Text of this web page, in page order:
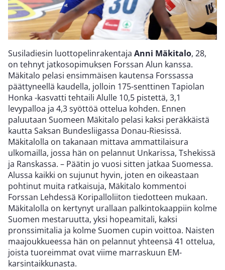
Susiladiesin luottopelinrakentaja Anni Mäkitalo, 28,
on tehnyt jatkosopimuksen Forssan Alun kanssa.
Mäkitalo pelasi ensimmäisen kautensa Forssassa
päättyneellä kaudella, jolloin 175-senttinen Tapiolan
Honka -kasvatti tehtaili Alulle 10,5 pistettä, 3,1
levypalloa ja 4,3 syöttöä ottelua kohden. Ennen
paluutaan Suomeen Mäkitalo pelasi kaksi peräkkäistä
kautta Saksan Bundesliigassa Donau-Riesissä.
Mäkitalolla on takanaan mittava ammattilaisura
ulkomailla, jossa hän on pelannut Unkarissa, Tshekissä
ja Ranskassa. – Päätin jo vuosi sitten jatkaa Suomessa.
Alussa kaikki on sujunut hyvin, joten en oikeastaan
pohtinut muita ratkaisuja, Mäkitalo kommentoi
Forssan Lehdessä Koripalloliiton tiedotteen mukaan.
Mäkitalolla on kertynyt urallaan palkintokaappiin kolme
Suomen mestaruutta, yksi hopeamitali, kaksi
pronssimitalia ja kolme Suomen cupin voittoa. Naisten
maajoukkueessa hän on pelannut yhteensä 41 ottelua,
joista tuoreimmat ovat viime marraskuun EM-
karsintaikkunasta.